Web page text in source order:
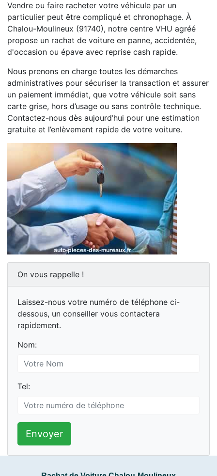
Vendre ou faire racheter votre véhicule par un
particulier peut être compliqué et chronophage. À
Chalou-Moulineux (91740), notre centre VHU agréé
propose un rachat de voiture en panne, accidentée,
d'occasion ou épave avec reprise cash rapide.
Nous prenons en charge toutes les démarches
administratives pour sécuriser la transaction et assurer
un paiement immédiat, que votre véhicule soit sans
carte grise, hors d’usage ou sans contrôle technique.
Contactez-nous dès aujourd’hui pour une estimation
gratuite et l’enlèvement rapide de votre voiture.
On vous rappelle !
Laissez-nous votre numéro de téléphone ci-
dessous, un conseiller vous contactera
rapidement.
Nom:
Tel:
Envoyer